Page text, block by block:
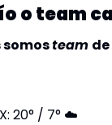
o team
team
20° / 7° ☁️